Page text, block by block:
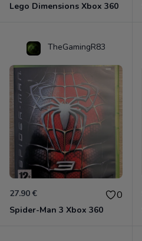
Lego Dimensions Xbox 360
TheGamingR83
27.90 € 0
Spider-Man 3 Xbox 360